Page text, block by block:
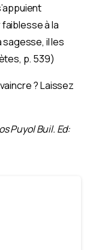
à la
il les
p. 539)
? Laissez
Puyol Buil. Ed: